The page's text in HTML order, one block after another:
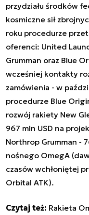
przydziału środków
kosmiczne sił
roku procedurze
oferenci: United
Grumman oraz Blue
wcześniej kontakty
zamówienia - w
procedurze Blue
rozwój rakiety New
967 mln USD na
Northrop Grumman -
nośnego OmegA
czasów wchłoniętej
Orbital ATK).
Czytaj też: Rakieta